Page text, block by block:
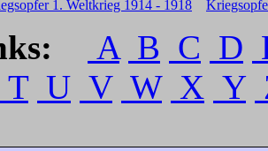
1. Weltkrieg 1914 - 1918
A B C D
T U V W X Y